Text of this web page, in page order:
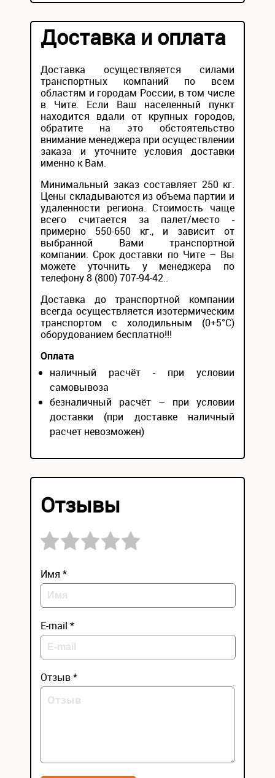
Доставка и оплата
Доставка осуществляется силами
транспортных компаний по всем
областям и городам России, в том числе
в Чите. Если Ваш населенный пункт
находится вдали от крупных городов,
обратите на это обстоятельство
внимание менеджера при осуществлении
заказа и уточните условия доставки
именно к Вам.
Минимальный заказ составляет 250 кг.
Цены складываются из объема партии и
удаленности региона. Стоимость чаще
всего считается за палет/место -
примерно 550-650 кг., и зависит от
выбранной Вами транспортной
компании. Срок доставки по Чите – Вы
можете уточнить у менеджера по
телефону 8 (800) 707-94-42..
Доставка до транспортной компании
всегда осуществляется изотермическим
транспортом с холодильным (0+5°С)
оборудованием бесплатно!!!
Оплата
наличный расчёт - при условии
самовывоза
безналичный расчёт – при условии
доставки (при доставке наличный
расчет невозможен)
Отзывы
Имя *
E-mail *
Отзыв *